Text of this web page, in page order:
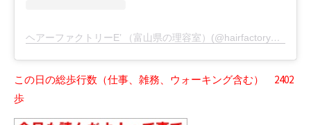
ヘアーファクトリーE’ （富山県の理容室）(@hairfactory_e_dash)がシェアした投稿
この日の総歩行数（仕事、雑務、ウォーキング含む） 2402
歩